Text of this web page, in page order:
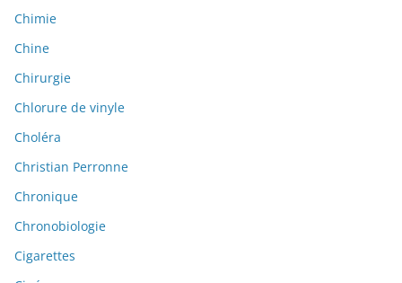
Chimie
Chine
Chirurgie
Chlorure de vinyle
Choléra
Christian Perronne
Chronique
Chronobiologie
Cigarettes